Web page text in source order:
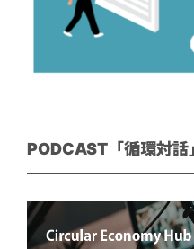
PODCAST「循環対話